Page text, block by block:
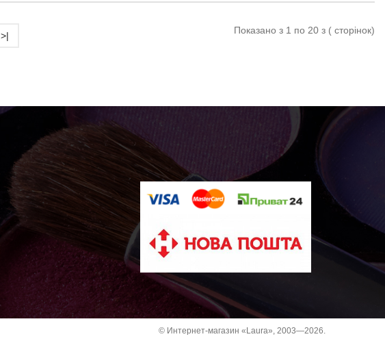
>| Показано з 1 по 20 з ( сторінок)
© Интернет-магазин «Laura», 2003—2026.